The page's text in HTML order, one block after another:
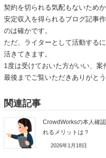
契約を切られる気配もないため
安定収入を得られるブログ記事
のは確かです。
ただ、ライターとして活動する
活きてきます。
1度は受けておいた方がいい、案
最後までご覧いただきありがと
関連記事
CrowdWorksの本人確
れるメリットは？
2026年1月18日